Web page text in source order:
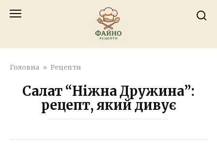
Головна » Рецепти
Салат “Ніжна Дружина”:
рецепт, який дивує